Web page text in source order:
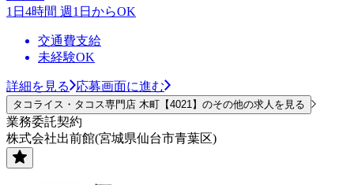
1日4時間 週1日からOK
交通費支給
未経験OK
詳細を見る 応募画面に進む
タコライス・タコス専門店 木町【4021】のその他の求人を見る
業務委託契約
株式会社出前館(宮城県仙台市青葉区)